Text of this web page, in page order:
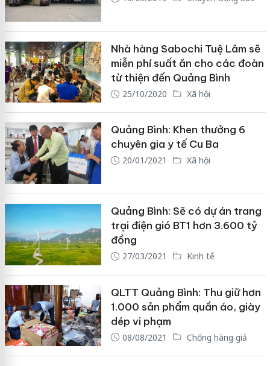
Nhà hàng Sabochi Tuệ Lâm sẽ
miễn phí suất ăn cho các đoàn
từ thiện đến Quảng Bình
25/10/2020 Xã hội
Quảng Bình: Khen thưởng 6
chuyên gia y tế Cu Ba
20/01/2021 Xã hội
Quảng Bình: Sẽ có dự án trang
trại điện gió BT1 hơn 3.600 tỷ
đồng
27/03/2021 Kinh tế
QLTT Quảng Bình: Thu giữ hơn
1.000 sản phẩm quần áo, giày
dép vi phạm
08/08/2021 Chống hàng giả